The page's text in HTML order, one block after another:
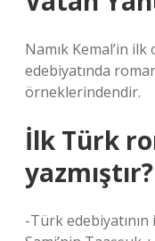
Namık Kemal’in
edebiyatında
örneklerindendir.
İlk Türk
yazmıştır?
-Türk